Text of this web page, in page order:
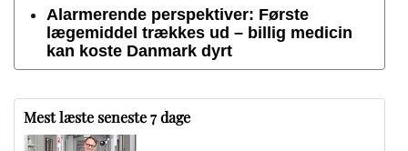
Alarmerende perspektiver: Første
lægemiddel trækkes ud – billig medicin
kan koste Danmark dyrt
Mest læste seneste 7 dage